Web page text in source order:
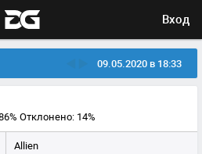
Вход
09.05.2020 в 18:33
Отклонено: 14%
Allien